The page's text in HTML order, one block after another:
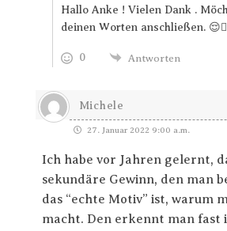
Hallo Anke ! Vielen Dank .
deinen Worten anschließen.
0 Antworten
Michele
27. Januar 2022 9:00 a.m.
Ich habe vor Jahren gelernt,
sekundäre Gewinn, den man
das “echte Motiv” ist, warum
macht. Den erkennt man fast